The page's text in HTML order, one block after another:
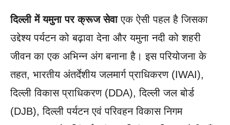
दिल्ली में यमुना पर क्रूज सेवाएक ऐसी पहल है जिसका
उद्देश्य पर्यटन को बढ़ावा देना और यमुना नदी को शहरी
जीवन का एक अभिन्न अंग बनाना है। इस परियोजना के
तहत, भारतीय अंतर्देशीय जलमार्ग प्राधिकरण (IWAI),
दिल्ली विकास प्राधिकरण (DDA), दिल्ली जल बोर्ड
(DJB), दिल्ली पर्यटन एवं परिवहन विकास निगम